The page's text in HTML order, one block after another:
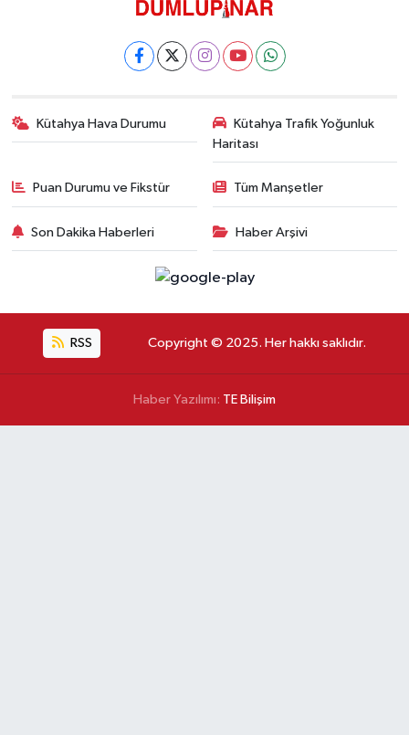
Kütahya Hava Durumu
Kütahya Trafik Yoğunluk
Haritası
Puan Durumu ve Fikstür Tüm Manşetler
Son Dakika Haberleri Haber Arşivi
RSS Copyright © 2025. Her hakkı saklıdır.
Haber Yazılımı: TE Bilişim